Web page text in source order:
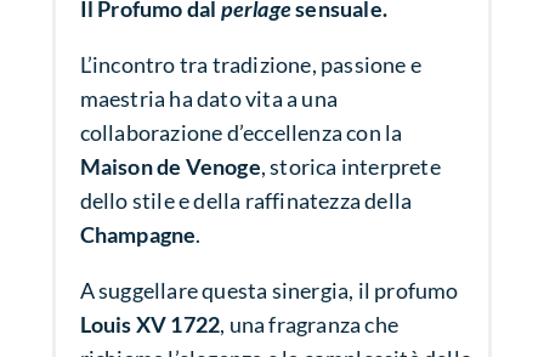
Il Profumo dal perlagesensuale.
L’incontro tra tradizione, passione e
maestria ha dato vita a una
collaborazione d’eccellenza con la
Maison de Venoge, storica interprete
dello stile e della raffinatezza della
Champagne.
A suggellare questa sinergia, il profumo
Louis XV 1722, una fragranza che